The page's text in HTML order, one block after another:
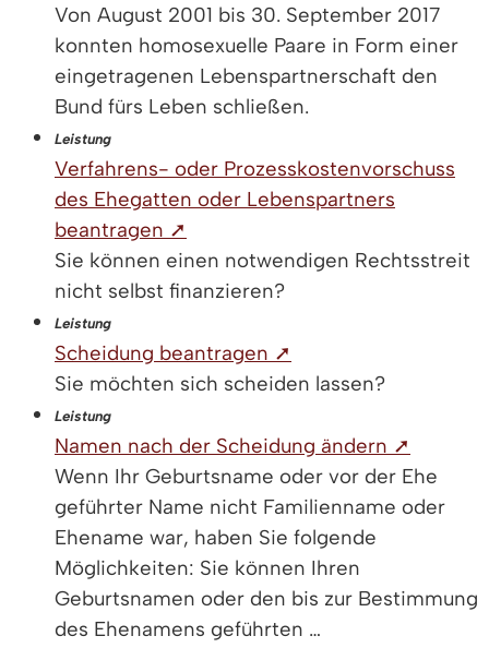
Von August 2001 bis 30. September 2017
konnten homosexuelle Paare in Form einer
eingetragenen Lebenspartnerschaft den
Bund fürs Leben schließen.
Leistung
Verfahrens- oder Prozesskostenvorschuss
des Ehegatten oder Lebenspartners
beantragen ➚
Sie können einen notwendigen Rechtsstreit
nicht selbst finanzieren?
Leistung
Scheidung beantragen ➚
Sie möchten sich scheiden lassen?
Leistung
Namen nach der Scheidung ändern ➚
Wenn Ihr Geburtsname oder vor der Ehe
geführter Name nicht Familienname oder
Ehename war, haben Sie folgende
Möglichkeiten: Sie können Ihren
Geburtsnamen oder den bis zur Bestimmung
des Ehenamens geführten …